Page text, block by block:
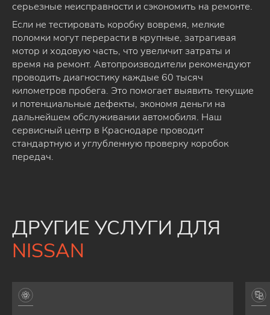
серьезные неисправности и сэкономить на ремонте.
Если не тестировать коробку вовремя, мелкие
поломки могут перерасти в крупные, затрагивая
мотор и ходовую часть, что увеличит затраты и
время на ремонт. Автопроизводители рекомендуют
проводить диагностику каждые 60 тысяч
километров пробега. Это помогает выявить текущие
и потенциальные дефекты, экономя деньги на
дальнейшем обслуживании автомобиля. Наш
сервисный центр в Краснодаре проводит
стандартную и углубленную проверку коробок
передач.
ДРУГИЕ УСЛУГИ ДЛЯ
NISSAN